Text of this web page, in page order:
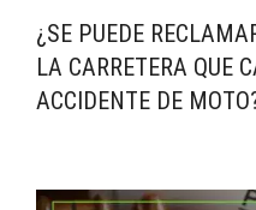
¿SE PUEDE
LA CARRETERA QUE
ACCIDENTE DE